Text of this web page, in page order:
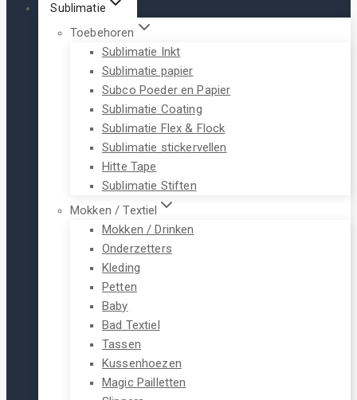
Sublimatie
Toebehoren
Sublimatie Inkt
Sublimatie papier
Subco Poeder en Papier
Sublimatie Coating
Sublimatie Flex & Flock
Sublimatie stickervellen
Hitte Tape
Sublimatie Stiften
Mokken / Textiel
Mokken / Drinken
Onderzetters
Kleding
Petten
Baby
Bad Textiel
Tassen
Kussenhoezen
Magic Pailletten